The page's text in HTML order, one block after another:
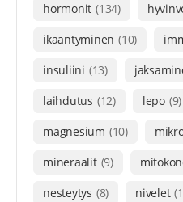
hormonit (134)
ikääntyminen (10)
insuliini (13)
laihdutus (12) lepo (9)
magnesium (10)
mineraalit (9)
nesteytys (8) nivelet